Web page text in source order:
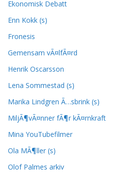
Ekonomisk Debatt
Enn Kokk (s)
Fronesis
Gemensam vÃ¤lfÃ¤rd
Henrik Oscarsson
Lena Sommestad (s)
Marika Lindgren Ã…sbrink (s)
MiljÃ¶vÃ¤nner fÃ¶r kÃ¤rnkraft
Mina YouTubefilmer
Ola MÃ¶ller (s)
Olof Palmes arkiv